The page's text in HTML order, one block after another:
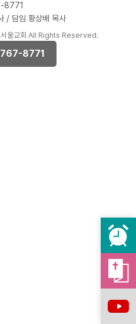
8771
/ 담임 황상배 목사
울교회 All Rights Reserved.
8771